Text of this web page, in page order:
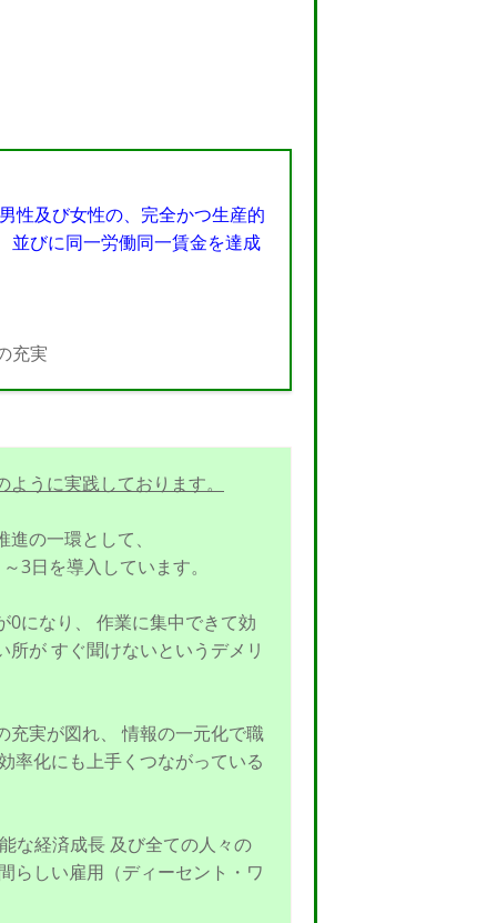
性及び女性の、完全かつ生産的
並びに同一労働同一賃金を達成
充実
うに実践しております。
の一環として、
3日を導入しています。
0になり、 作業に集中できて効
が すぐ聞けないというデメリ
充実が図れ、 情報の一元化で職
率化にも上手くつながっている
な経済成長 及び全ての人々の
らしい雇用（ディーセント・ワ